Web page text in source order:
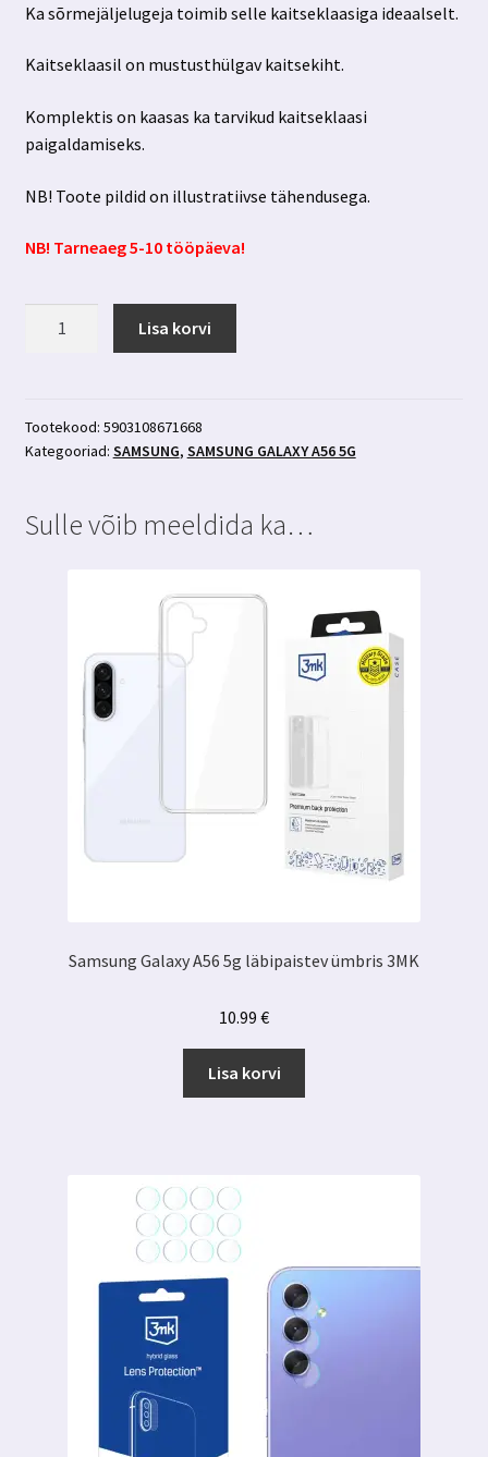
Ka sõrmejäljelugeja toimib selle kaitseklaasiga ideaalselt.
Kaitseklaasil on mustusthülgav kaitsekiht.
Komplektis on kaasas ka tarvikud kaitseklaasi
paigaldamiseks.
NB! Toote pildid on illustratiivse tähendusega.
NB! Tarneaeg 5-10 tööpäeva!
kaitseklaas
3mk
kogus
Lisa korvi
Tootekood: 5903108671668
Kategooriad: SAMSUNG, SAMSUNG GALAXY A56 5G
Sulle võib meeldida ka…
Samsung Galaxy A56 5g läbipaistev ümbris 3MK
10.99 €
Lisa korvi